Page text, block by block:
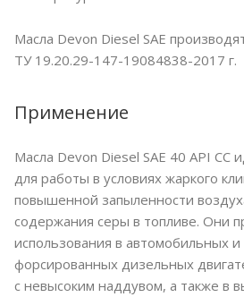
Масла Devon Diesel SAE
ТУ 19.20.29-147-19084838-2017 г.
Применение
Масла Devon Diesel SAE 40 API CC
для работы в условиях жаркого
повышенной запыленности
содержания серы в топливе. Они
использования в автомобильных
форсированных дизельных
с невысоким наддувом, а также в